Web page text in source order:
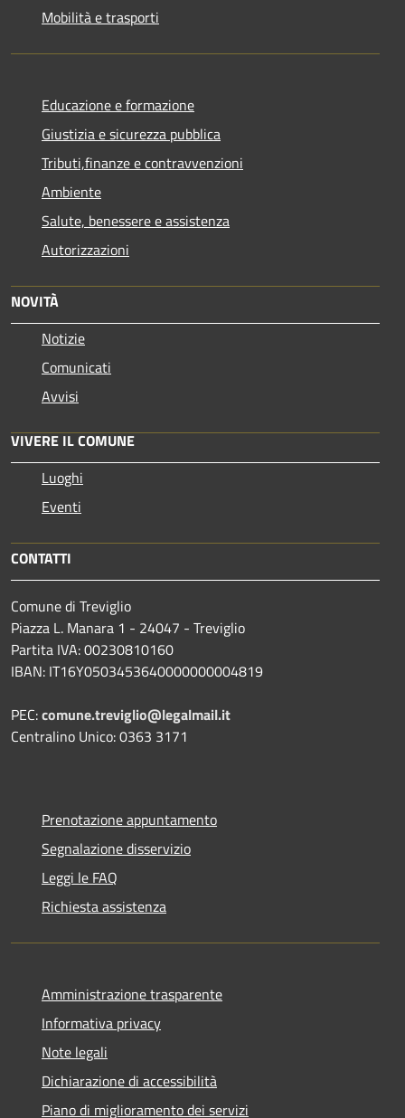
Mobilità e trasporti
Educazione e formazione
Giustizia e sicurezza pubblica
Tributi,finanze e contravvenzioni
Ambiente
Salute, benessere e assistenza
Autorizzazioni
NOVITÀ
Notizie
Comunicati
Avvisi
VIVERE IL COMUNE
Luoghi
Eventi
CONTATTI
Comune di Treviglio
Piazza L. Manara 1 - 24047 - Treviglio
Partita IVA: 00230810160
IBAN: IT16Y0503453640000000004819
PEC:comune.treviglio@legalmail.it
Centralino Unico: 0363 3171
Prenotazione appuntamento
Segnalazione disservizio
Leggi le FAQ
Richiesta assistenza
Amministrazione trasparente
Informativa privacy
Note legali
Dichiarazione di accessibilità
Piano di miglioramento dei servizi